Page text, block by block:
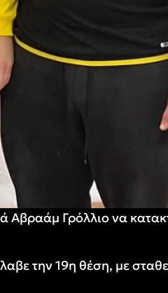
Αβραάμ Γρόλλιο να
την 19η θέση, με